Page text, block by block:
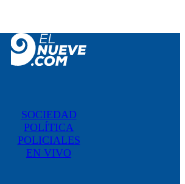
SOCIEDAD
POLÍTICA
POLICIALES
EN VIVO